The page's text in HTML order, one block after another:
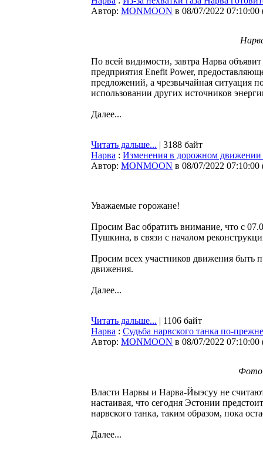
Автор: MONMOON в 08/07/2022 07:10:00
По всей видимости, завтра Нарва
предприятия Enefit Power,
предложений, а чрезвычайная ситуация
использовании других источников
Далее...
Читать дальше... | 3188 байт
Нарва : Изменения в дорожном движении
Автор: MONMOON в 08/07/2022 07:10:00
Уважаемые горожане!
Просим Вас обратить внимание, что с
Пушкина, в связи с началом
Просим всех участников движения быть
движения.
Далее...
Читать дальше... | 1106 байт
Нарва : Судьба нарвского танка по-
Автор: MONMOON в 08/07/2022 07:10:00
Власти Нарвы и Нарва-Йыэсуу не
настаивая, что сегодня Эстонии
нарвского танка, таким образом, пока
Далее...